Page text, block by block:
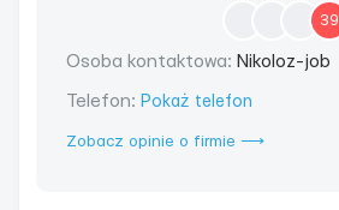
39
Osoba kontaktowa: Nikoloz-job
Telefon: Pokaż telefon
Zobacz opinie o firmie ⟶